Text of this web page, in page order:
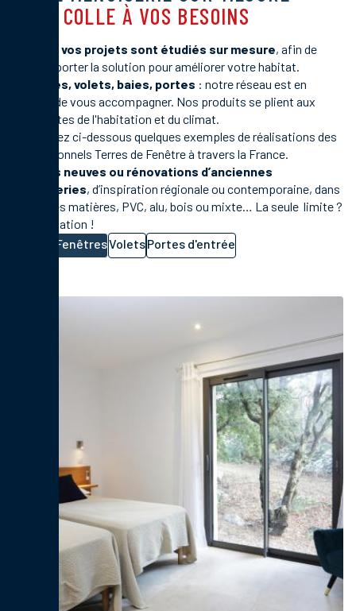
QUI COLLE À VOS BESOINS
tous vos projets sont étudiés sur mesure, afin de
vous apporter la solution pour améliorer votre habitat.
Fenêtres, volets, baies, portes : notre réseau est en
mesure de vous accompagner. Nos produits se plient aux
contraintes de l'habitation et du climat.
Découvrez ci-dessous quelques exemples de réalisations des
professionnels Terres de Fenêtre à travers la France.
Maisons neuves ou rénovations d’anciennes
menuiseries, d’inspiration régionale ou contemporaine, dans
toutes les matières, PVC, alu, bois ou mixte… La seule limite ?
L'imagination !
FenêtresVoletsPortes d'entrée